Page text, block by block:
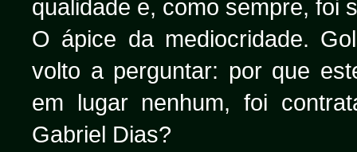
qualidade e, como sempre, foi
O ápice da mediocridade.
volto a perguntar: por que
em lugar nenhum, foi
Gabriel Dias?